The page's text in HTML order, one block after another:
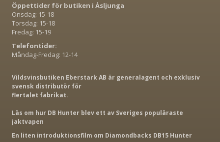
Öppettider för butiken i Åsljunga
Onsdag: 15-18
Torsdag: 15-18
Fredag: 15-19
Telefontider:
Måndag-Fredag: 12-14
Vildsvinsbutiken Eberstark AB är generalagent och exklusiv
svensk distributör för
flertalet fabrikat.
Läs om hur DB Hunter blev ett av Sveriges populäraste
jaktvapen
En liten introduktionsfilm om Diamondbacks DB15 Hunter